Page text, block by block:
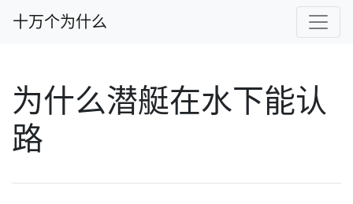
十万个为什么
为什么潜艇在水下能认
路